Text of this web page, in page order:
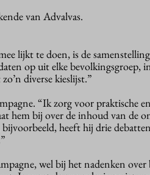
van Advalvas.
lijkt te doen, is de
op uit elke bevolkingsgroep,
diverse kieslijst.”
“Ik zorg voor praktische
hem bij over de inhoud van de
heeft hij drie
wel bij het nadenken over